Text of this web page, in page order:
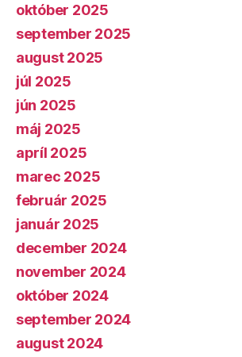
október 2025
september 2025
august 2025
júl 2025
jún 2025
máj 2025
apríl 2025
marec 2025
február 2025
január 2025
december 2024
november 2024
október 2024
september 2024
august 2024